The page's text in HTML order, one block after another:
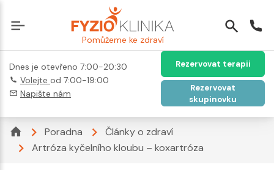
Pomůžeme ke zdraví
Dnes je otevřeno 7:00-20:30
Volejte od 7:00-19:00
Napište nám
Rezervovat terapii
Rezervovat
skupinovku
Poradna
Články o zdraví
Artróza kyčelního kloubu – koxartróza